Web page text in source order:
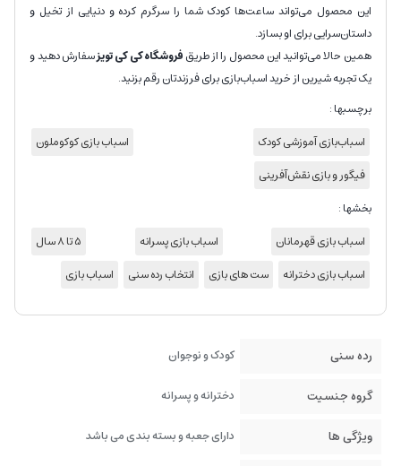
این محصول می‌تواند ساعت‌ها کودک شما را سرگرم کرده و دنیایی از تخیل و
داستان‌سرایی برای او بسازد.
همین حالا می‌توانید این محصول را از طریقفروشگاه کی کی تویزسفارش دهید و
یک تجربه شیرین از خرید اسباب‌بازی برای فرزندتان رقم بزنید.
برچسبها :
اسباب‌بازی آموزشی کودک
اسباب بازی کوکوملون
فیگور و بازی نقش‌آفرینی
بخشها :
اسباب بازی قهرمانان
اسباب بازی پسرانه
5 تا 8 سال
اسباب بازی دخترانه
ست های بازی انتخاب رده سنی اسباب بازی
رده سنی کودک و نوجوان
گروه جنسیت دخترانه و پسرانه
ویژگی ها دارای جعبه و بسته بندی می باشد